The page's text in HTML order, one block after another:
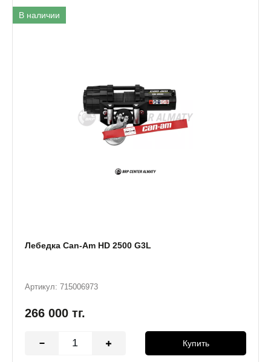
В наличии
Лебедка Can-Am HD 2500 G3L
Артикул: 715006973
266 000 тг.
Купить